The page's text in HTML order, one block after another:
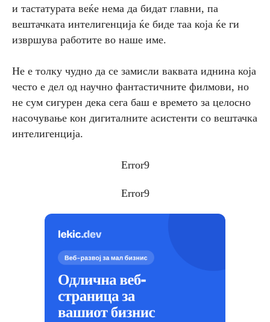
и тастатурата веќе нема да бидат главни, па
вештачката интелигенција ќе биде таа која ќе ги
извршува работите во наше име.
Не е толку чудно да се замисли ваквата иднина која
често е дел од научно фантастичните филмови, но
не сум сигурен дека сега баш е времето за целосно
насочување кон дигиталните асистенти со вештачка
интелигенција.
Error9
Error9